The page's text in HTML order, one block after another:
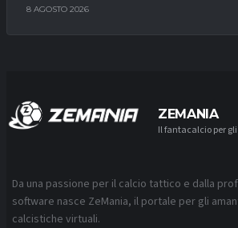
8 AGOSTO 2026
ZEMANIA
Il fantacalcio per
Da una passione per il calcio tattico e dalla
software nasce ZeMania, il portale per gli
calcistiche virtuali.